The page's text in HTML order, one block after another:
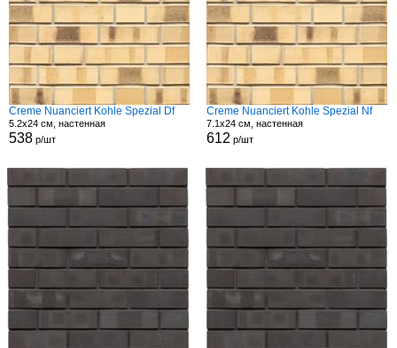
Creme Nuanciert Kohle Spezial Df
5.2x24 см, настенная
538 р/шт
Creme Nuanciert Kohle Spezial Nf
7.1x24 см, настенная
612 р/шт